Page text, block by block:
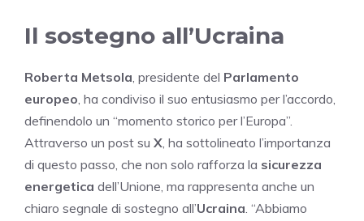
Il sostegno all’Ucraina
Roberta Metsola, presidente del Parlamento
europeo, ha condiviso il suo entusiasmo per l’accordo,
definendolo un “momento storico per l’Europa”.
Attraverso un post su X, ha sottolineato l’importanza
di questo passo, che non solo rafforza la sicurezza
energetica dell’Unione, ma rappresenta anche un
chiaro segnale di sostegno all’Ucraina. “Abbiamo